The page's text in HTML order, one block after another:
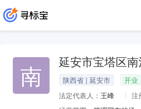
南 延安市宝塔区
陕西省 | 延安市
开业
法定代表人： 王峰 注